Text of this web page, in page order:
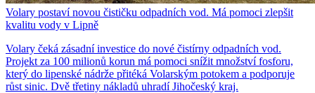
Volary postaví novou čističku odpadních vod. Má pomoci zlepšit
kvalitu vody v Lipně
Volary čeká zásadní investice do nové čistírny odpadních vod.
Projekt za 100 milionů korun má pomoci snížit množství fosforu,
který do lipenské nádrže přitéká Volarským potokem a podporuje
růst sinic. Dvě třetiny nákladů uhradí Jihočeský kraj.